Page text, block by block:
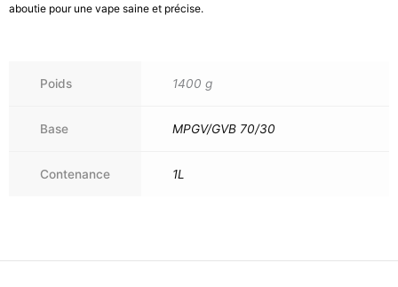
aboutie pour une vape saine et précise.
Poids 1400 g
Base MPGV/GVB 70/30
Contenance 1L